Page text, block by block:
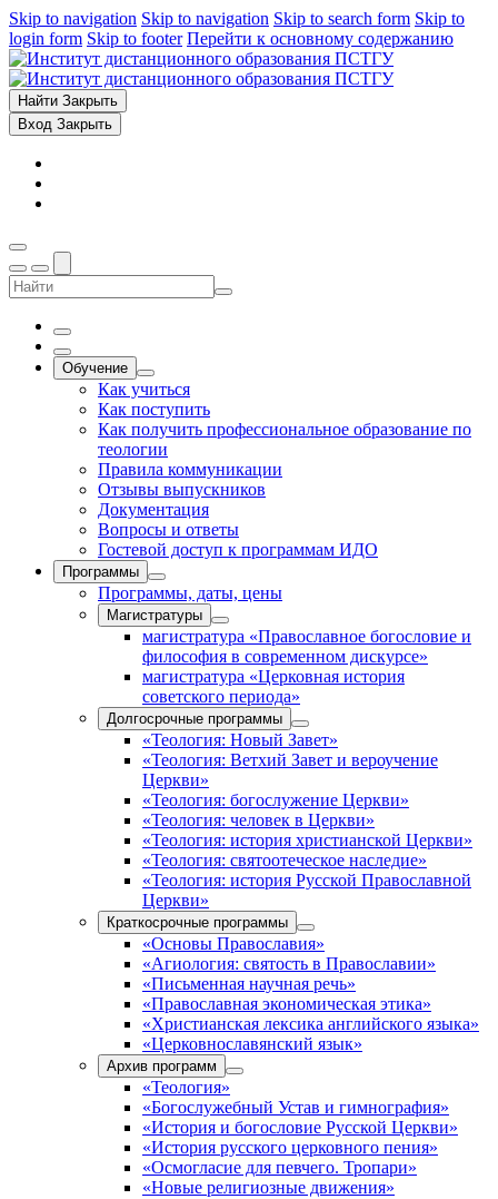
Skip to navigation Skip to navigation Skip to search form Skip to
login form Skip to footer Перейти к основному содержанию
Найти Закрыть
Вход Закрыть
Обучение
Как учиться
Как поступить
Как получить профессиональное образование по
теологии
Правила коммуникации
Отзывы выпускников
Документация
Вопросы и ответы
Гостевой доступ к программам ИДО
Программы
Программы, даты, цены
Магистратуры
магистратура «Православное богословие и
философия в современном дискурсе»
магистратура «Церковная история
советского периода»
Долгосрочные программы
«Теология: Новый Завет»
«Теология: Ветхий Завет и вероучение
Церкви»
«Теология: богослужение Церкви»
«Теология: человек в Церкви»
«Теология: история христианской Церкви»
«Теология: святоотеческое наследие»
«Теология: история Русской Православной
Церкви»
Краткосрочные программы
«Основы Православия»
«Агиология: святость в Православии»
«Письменная научная речь»
«Православная экономическая этика»
«Христианская лексика английского языка»
«Церковнославянский язык»
Архив программ
«Теология»
«Богослужебный Устав и гимнография»
«История и богословие Русской Церкви»
«История русского церковного пения»
«Осмогласие для певчего. Тропари»
«Новые религиозные движения»